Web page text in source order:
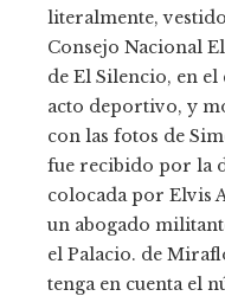
literalmente,
Consejo Nacional
de El Silencio, en
acto deportivo, y
con las fotos de
fue recibido por la
colocada por Elvis
un abogado
el Palacio. de
tenga en cuenta el